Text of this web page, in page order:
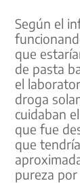
Según el
que
de pasta
el
droga
cuidaban
que fue
que
pureza por